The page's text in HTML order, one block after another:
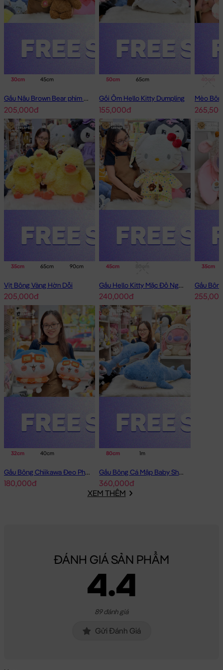
30cm 45cm
Gấu Nâu Brown Bear phim Minions
205,000đ
50cm 65cm
Gối Ôm Hello Kitty Dumpling
155,000đ
35cm 65cm 90cm
Vịt Bông Vàng Hờn Dỗi
205,000đ
45cm
Gấu Hello Kitty Mặc Đồ Ngủ Thêu Sao
240,000đ
35cm
32cm 40cm
Gấu Bông Chiikawa Đeo Phao - Cam
180,000đ
80cm 1m
Gấu Bông Cá Mập Baby Shark lông mịn
360,000đ
XEM THÊM
ĐÁNH GIÁ SẢN PHẨM
4.4
89 đánh giá
Gửi Đánh Giá